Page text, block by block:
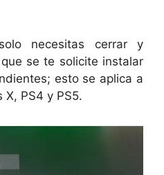
necesitas cerrar y
se te solicite instalar
esto se aplica a
X, PS4 y PS5.